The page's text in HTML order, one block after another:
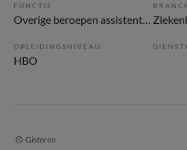
FUNCTIE
Overige beroepen assistenten
OPLEIDINGSNIVEAU
HBO
Gisteren